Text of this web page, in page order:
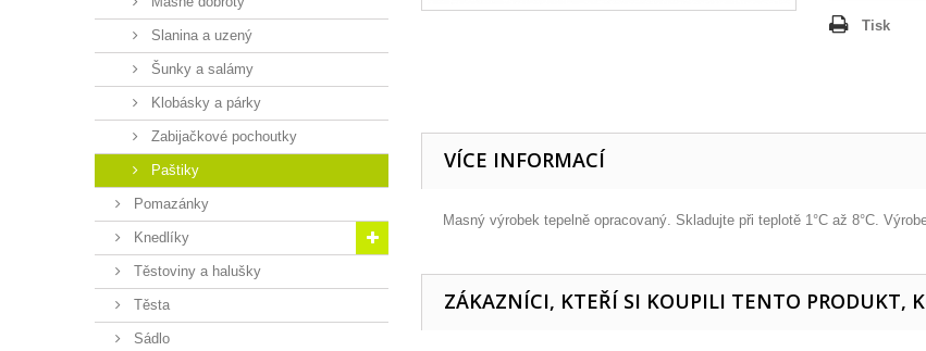
Slanina a uzený
Šunky a salámy
Klobásky a párky
Zabijačkové pochoutky
Paštiky
Pomazánky
Knedlíky
Těstoviny a halušky
Těsta
Sádlo
Tisk
VÍCE INFORMACÍ
Masný výrobek tepelně opracovaný. Skladujte při teplotě 1°C až 8°C.
ZÁKAZNÍCI, KTEŘÍ SI KOUPILI TENTO PRODUKT,